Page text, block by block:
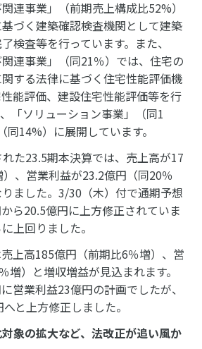
連事業」（前期売上構成比52%）
づく建築確認検査機関として建築
検査等を行っています。また、
関連事業」（同21％）では、住宅の
する法律に基づく住宅性能評価機
能評価、建設住宅性能評価等を行
「ソリューション事業」（同1
14%）に展開しています。
た23.5期本決算では、売上高が17
、営業利益が23.2億円（同20％
ました。3/30（木）付で通期予想
ら20.5億円に上方修正されていま
上回りました。
上高185億円（前期比6％増）、営
増）と増収増益が見込まれます。
営業利益23億円の計画でしたが、
と上方修正しました。
象の拡大など、法改正が追い風か